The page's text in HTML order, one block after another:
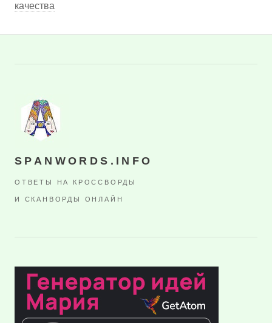
качества
SPANWORDS.INFO
ОТВЕТЫ НА КРОССВОРДЫ
И СКАНВОРДЫ ОНЛАЙН